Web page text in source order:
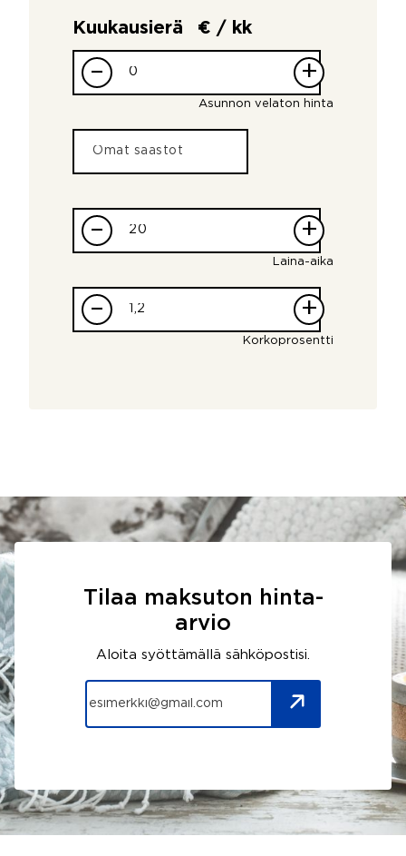
Kuukausierä € / kk
– +
Asunnon velaton hinta
– +
Laina-aika
– +
Korkoprosentti
Tilaa maksuton hinta-
arvio
Aloita syöttämällä sähköpostisi.